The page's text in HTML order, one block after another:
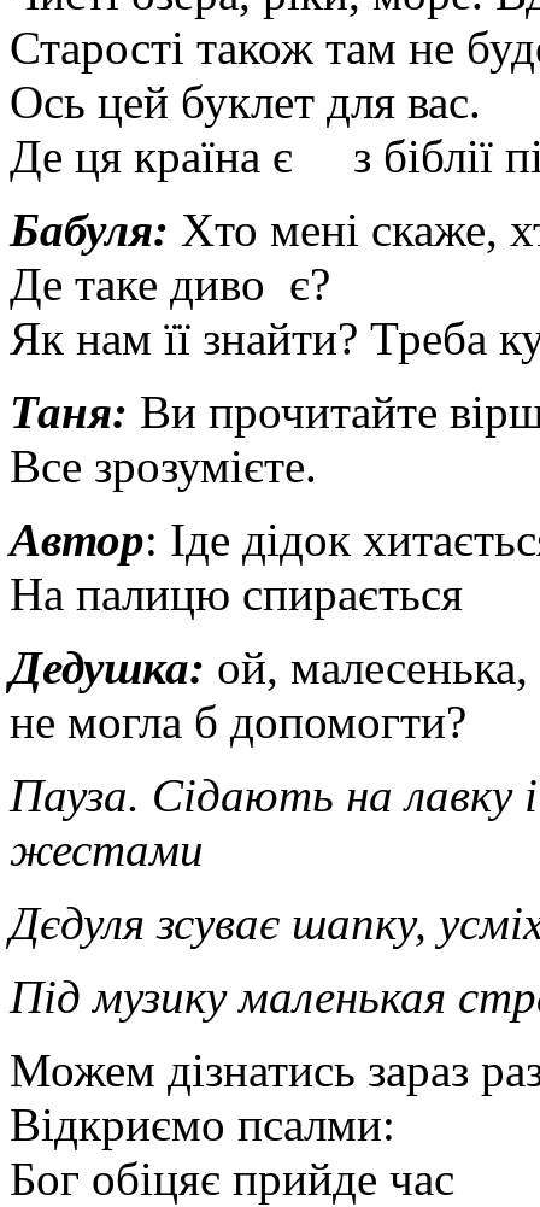
Старості також там не
Ось цей буклет для вас.
Де ця країна є з біблії
Бабуля: Хто мені скаже,
Де таке диво є?
Як нам її знайти? Треба
Таня: Ви прочитайте
Все зрозумієте.
Автор: Іде дідок
На палицю спирається
Дедушка: ой,
не могла б допомогти?
Пауза. Сідають на лавку і
жестами
Дєдуля зсуває шапку,
Під музику маленькая
Можем дізнатись зараз
Відкриємо псалми:
Бог обіцяє прийде час